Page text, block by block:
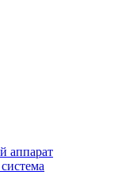
аппарат